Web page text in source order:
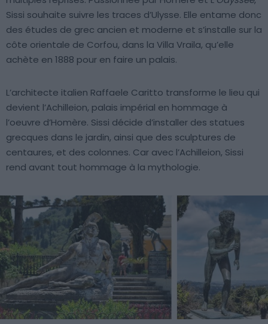
Sissi souhaite suivre les traces d’Ulysse. Elle entame donc
des études de grec ancien et moderne et s’installe sur la
côte orientale de Corfou, dans la Villa Vraila, qu’elle
achète en 1888 pour en faire un palais.
L’architecte italien Raffaele Caritto transforme le lieu qui
devient l’Achilleion, palais impérial en hommage à
l’oeuvre d’Homère. Sissi décide d’installer des statues
grecques dans le jardin, ainsi que des sculptures de
centaures, et des colonnes. Car avec l’Achilleion, Sissi
rend avant tout hommage à la mythologie.